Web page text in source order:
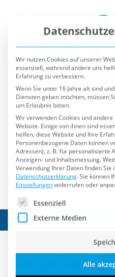
Grüne drohen:
wird per Gericht
essenziell, während andere uns
Erfahrung zu verbessern.
Wenn Sie unter 16 Jahre alt sind
Diensten geben möchten, müssen
um Erlaubnis bitten.
Wir verwenden Cookies und andere
Website. Einige von ihnen sind
helfen, diese Website und Ihre
Personenbezogene Daten können
Adressen), z. B. für personalisierte
Anzeigen- und Inhaltsmessung.
Verwendung Ihrer Daten finden Sie
Datenschutzerklärung. Sie können
Einstellungenwiderrufen oder